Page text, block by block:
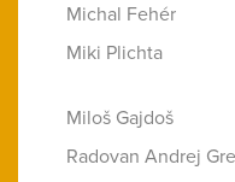
Michal Fehér
Miki Plichta
Miloš Gajdoš
Radovan Andrej